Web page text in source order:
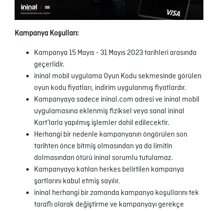
Kampanya Koşulları:
Kampanya 15 Mayıs - 31 Mayıs 2023 tarihleri arasında
geçerlidir.
ininal mobil uygulama Oyun Kodu sekmesinde görülen
oyun kodu fiyatları, indirim uygulanmış fiyatlardır.
Kampanyaya sadece ininal.com adresi ve ininal mobil
uygulamasına eklenmiş fiziksel veya sanal ininal
Kart’larla yapılmış işlemler dahil edilecektir.
Herhangi bir nedenle kampanyanın öngörülen son
tarihten önce bitmiş olmasından ya da limitin
dolmasından ötürü ininal sorumlu tutulamaz.
Kampanyaya katılan herkes belirtilen kampanya
şartlarını kabul etmiş sayılır.
ininal herhangi bir zamanda kampanya koşullarını tek
taraflı olarak değiştirme ve kampanyayı gerekçe